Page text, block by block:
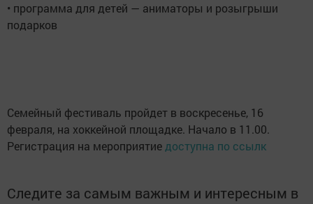
• программа для детей — аниматоры и розыгрыши
подарков
Семейный фестиваль пройдет в воскресенье, 16
февраля, на хоккейной площадке. Начало в 11.00.
Регистрация на мероприятиедоступна по ссылк
Следите за самым важным и интересным в